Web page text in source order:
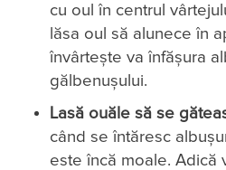
cu oul în centrul
lăsa oul să alunece în
învârtește va înfășura
gălbenușului.
Lasă ouăle să se
când se întăresc
este încă moale. Adică